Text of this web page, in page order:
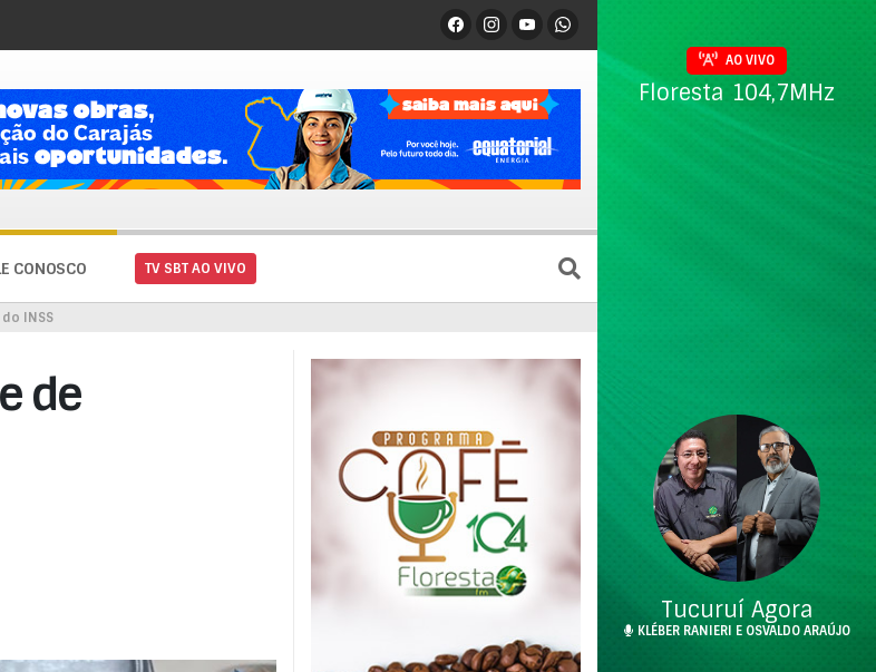
CONOSCO TV SBT AO VIVO
INSS
de
AO VIVO
Floresta 104,7MHz
Tucuruí Agora
KLÉBER RANIERI E OSVALDO ARAÚJO